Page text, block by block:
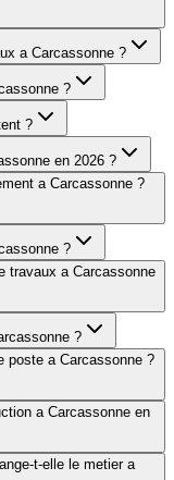
a Carcassonne ?
?
?
en 2026 ?
a Carcassonne ?
?
travaux a Carcassonne
?
poste a Carcassonne ?
a Carcassonne en
t-elle le metier a